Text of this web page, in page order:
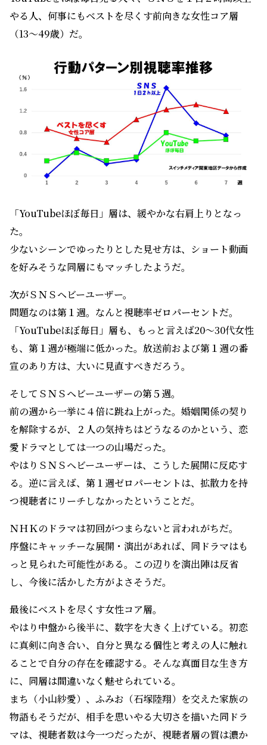
やる人、何事にもベストを尽くす前向きな女性コア層
（13～49歳）だ。
「YouTubeほぼ毎日」層は、緩やかな右肩上りとなっ
た。
少ないシーンでゆったりとした見せ方は、ショート動画
を好みそうな同層にもマッチしたようだ。
次がＳＮＳヘビーユーザー。
問題なのは第１週。なんと視聴率ゼロパーセントだ。
「YouTubeほぼ毎日」層も、もっと言えば20～30代女性
も、第１週が極端に低かった。放送前および第１週の番
宣のあり方は、大いに見直すべきだろう。
そしてＳＮＳヘビーユーザーの第５週。
前の週から一挙に４倍に跳ね上がった。婚姻関係の契り
を解除するが、２人の気持ちはどうなるのかという、恋
愛ドラマとしては一つの山場だった。
やはりＳＮＳヘビーユーザーは、こうした展開に反応す
る。逆に言えば、第１週ゼロパーセントは、拡散力を持
つ視聴者にリーチしなかったということだ。
ＮＨＫのドラマは初回がつまらないと言われがちだ。
序盤にキャッチーな展開・演出があれば、同ドラマはも
っと見られた可能性がある。この辺りを演出陣は反省
し、今後に活かした方がよさそうだ。
最後にベストを尽くす女性コア層。
やはり中盤から後半に、数字を大きく上げている。初恋
に真剣に向き合い、自分と異なる個性と考えの人に触れ
ることで自分の存在を確認する。そんな真面目な生き方
に、同層は間違いなく魅せられている。
まち（小山紗愛）、ふみお（石塚陸翔）を交えた家族の
物語もそうだが、相手を思いやる大切さを描いた同ドラ
マは、視聴者数は今一つだったが、視聴者層の質は濃か